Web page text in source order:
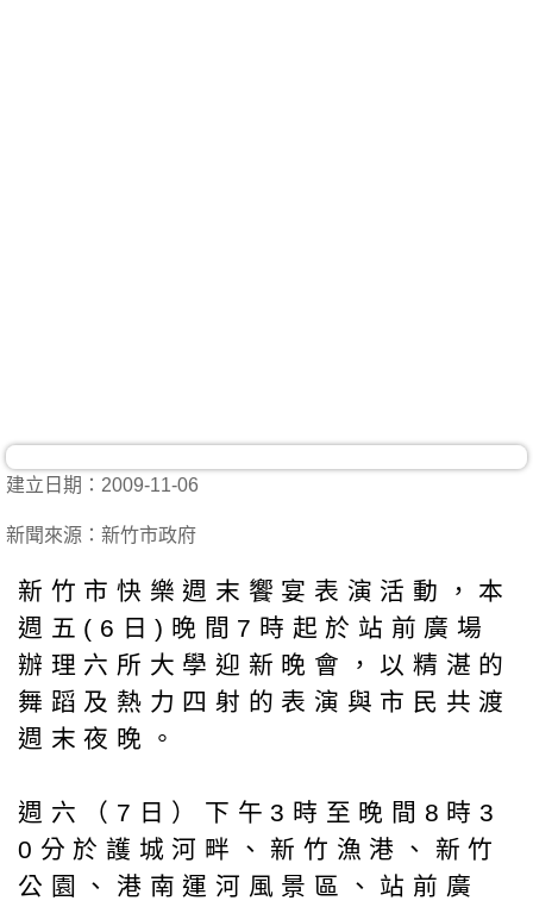
建立日期：2009-11-06
新聞來源：新竹市政府
新竹市快樂週末饗宴表演活動，本
週五(6日)晚間7時起於站前廣場
辦理六所大學迎新晚會，以精湛的
舞蹈及熱力四射的表演與市民共渡
週末夜晚。
週六（7日）下午3時至晚間8時3
0分於護城河畔、新竹漁港、新竹
公園、港南運河風景區、站前廣